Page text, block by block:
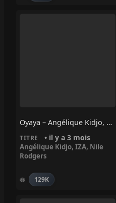
Oyaya – Angélique Kidjo, Nile Rodgers, IZA
TITRE • il y a 3 mois
Angélique Kidjo, IZA, Nile
Rodgers
129K